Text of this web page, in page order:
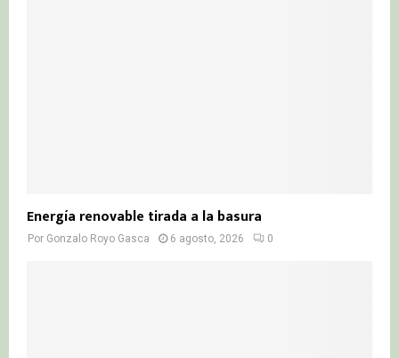
Energía renovable tirada a la basura
Por Gonzalo Royo Gasca 6 agosto, 2026 0